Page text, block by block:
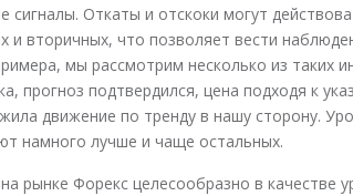
Откаты и отскоки могут
и вторичных, что позволяет вести
мы рассмотрим несколько из таких
прогноз подтвердился, цена подходя к
движение по тренду в нашу сторону.
намного лучше и чаще остальных.
рынке Форекс целесообразно в качестве